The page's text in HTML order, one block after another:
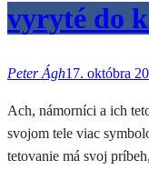
vyryté do
Peter Ágh17. októbra
Ach, námorníci a ich
svojom tele viac
tetovanie má svoj